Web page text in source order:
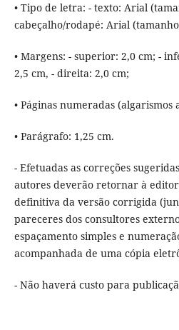
• Tipo de letra: - texto: Arial
cabeçalho/rodapé: Arial
• Margens: - superior: 2,0 cm; -
2,5 cm, - direita: 2,0 cm;
• Páginas numeradas (algarismos
• Parágrafo: 1,25 cm.
- Efetuadas as correções
autores deverão retornar à
definitiva da versão corrigida
pareceres dos consultores
espaçamento simples e
acompanhada de uma cópia
- Não haverá custo para